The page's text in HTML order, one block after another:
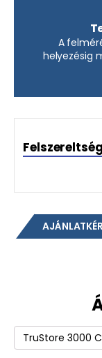
A
helyezésig
Termék(Kötelező)